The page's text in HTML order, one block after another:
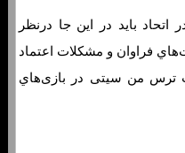
باید در این جا درنظر
فراوان و مشکلات اعتماد
ترس من سیتی در بازی‌هاي‌